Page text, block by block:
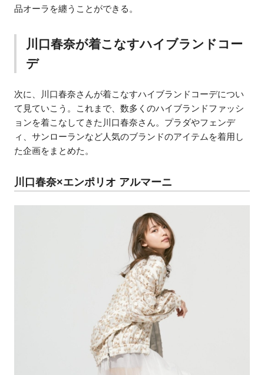
品オーラを纏うことができる。
川口春奈が着こなすハイブランドコー
デ
次に、川口春奈さんが着こなすハイブランドコーデについ
て見ていこう。これまで、数多くのハイブランドファッシ
ョンを着こなしてきた川口春奈さん。プラダやフェンデ
ィ、サンローランなど人気のブランドのアイテムを着用し
た企画をまとめた。
川口春奈×エンポリオ アルマーニ